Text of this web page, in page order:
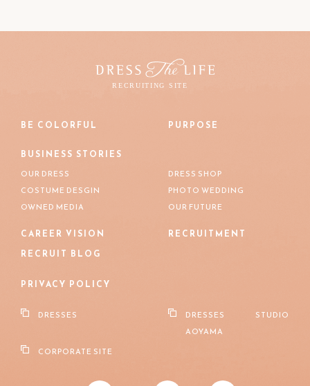
BE COLORFUL PURPOSE
BUSINESS STORIES
OUR DRESS
DRESS SHOP
COSTUME DESGIN
PHOTO WEDDING
OWNED MEDIA
OUR FUTURE
CAREER VISION
RECRUITMENT
RECRUIT BLOG
PRIVACY POLICY
DRESSES
DRESSES STUDIO
AOYAMA
CORPORATE SITE